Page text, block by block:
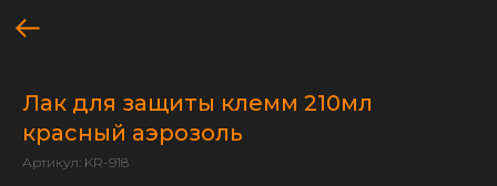
Лак для защиты клемм 210мл
красный аэрозоль
Артикул: KR-918